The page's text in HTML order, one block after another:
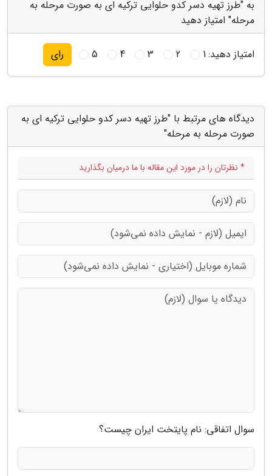
به "طرز تهیه دسر کدو حلوایی ترکیه ای به صورت مرحله به
مرحله" امتیاز دهید
امتیاز دهید:1
2
3
4
5 رای
دیدگاه های مرتبط با "طرز تهیه دسر کدو حلوایی ترکیه ای به
صورت مرحله به مرحله"
* نظرتان را در مورد این مقاله با ما درمیان بگذارید
سوال اتفاقی: نام پایتخت ایران چیست؟